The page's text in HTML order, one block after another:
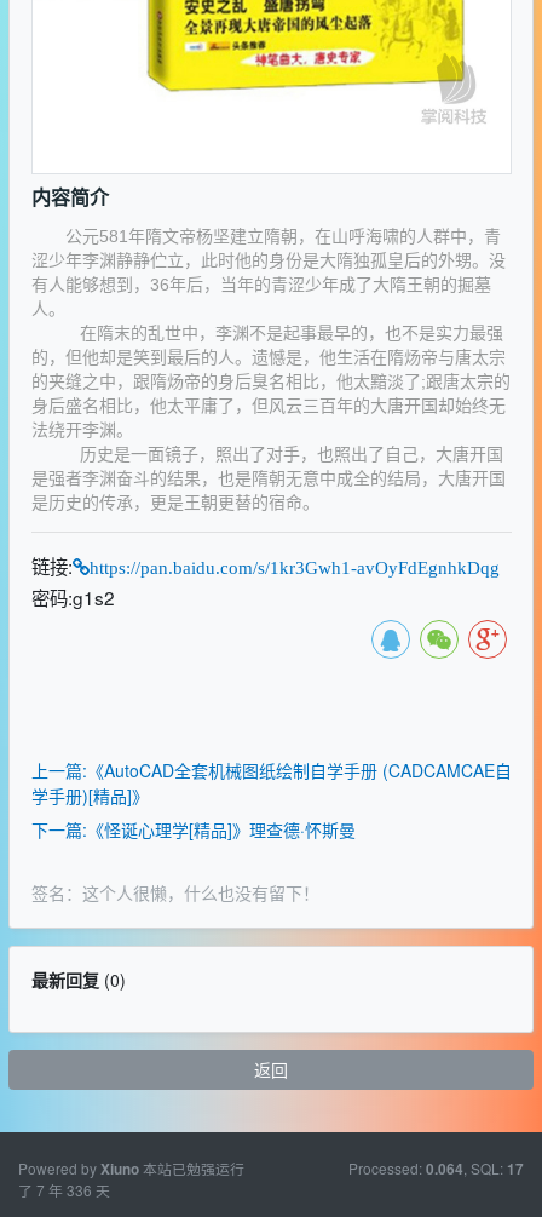
内容简介
公元581年隋文帝杨坚建立隋朝，在山呼海啸的人群中，青
涩少年李渊静静伫立，此时他的身份是大隋独孤皇后的外甥。没
有人能够想到，36年后，当年的青涩少年成了大隋王朝的掘墓
人。
在隋末的乱世中，李渊不是起事最早的，也不是实力最强
的，但他却是笑到最后的人。遗憾是，他生活在隋炀帝与唐太宗
的夹缝之中，跟隋炀帝的身后臭名相比，他太黯淡了;跟唐太宗的
身后盛名相比，他太平庸了，但风云三百年的大唐开国却始终无
法绕开李渊。
历史是一面镜子，照出了对手，也照出了自己，大唐开国
是强者李渊奋斗的结果，也是隋朝无意中成全的结局，大唐开国
是历史的传承，更是王朝更替的宿命。
链接: https://pan.baidu.com/s/1kr3Gwh1-avOyFdEgnhkDqg
密码:g1s2
上一篇:《AutoCAD全套机械图纸绘制自学手册 (CADCAMCAE自
学手册)[精品]》
下一篇:《怪诞心理学[精品]》理查德·怀斯曼
签名：这个人很懒，什么也没有留下！
最新回复(0)
返回
Powered byXiuno本站已勉强运行
了 7 年 336 天
Processed: 0.064, SQL: 17